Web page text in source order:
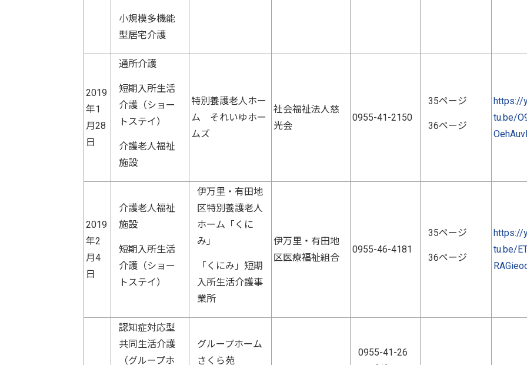
小規模多機能
型居宅介護
2019
年1
月28
日
通所介護
短期入所生活
介護（ショー
トステイ）
介護老人福祉
施設
特別養護老人ホー
ム それいゆホー
ムズ
社会福祉法人慈
光会
0955-41-2150
35ページ
36ページ
https://
tu.be/
2019
年2
月4
日
介護老人福祉
施設
短期入所生活
介護（ショー
トステイ）
伊万里・有田地
区特別養護老人
ホーム「くに
み」
「くにみ」短期
入所生活介護事
業所
伊万里・有田地
区医療福祉組合
0955-46-4181
35ページ
36ページ
https://
tu.be/
認知症対応型
共同生活介護
（グループホ
グループホーム
さくら苑
0955-41-26